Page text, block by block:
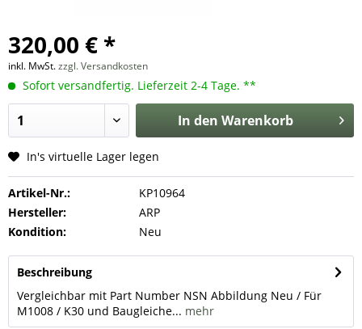
320,00 € *
inkl. MwSt.zzgl. Versandkosten
Sofort versandfertig. Lieferzeit 2-4 Tage. **
In den Warenkorb
In's virtuelle Lager legen
Artikel-Nr.:
KP10964
Hersteller:
ARP
Kondition:
Neu
Beschreibung
Vergleichbar mit Part Number NSN Abbildung Neu / Für
M1008 / K30 und Baugleiche... mehr